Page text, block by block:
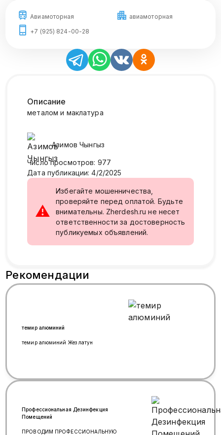
Авиамоторная
авиамоторная
+7 (925) 824-00-28
Описание
металом и маклатура
Азимов Чынгыз
Число просмотров: 977
Дата публикации: 4/2/2025
⚠
Избегайте мошенничества,
проверяйте перед оплатой. Будьте
внимательны. Zherdesh.ru не несет
ответственности за достоверность
публикуемых объявлений.
Рекомендации
темир алюминий
темир алюминий Жез латун
Профессиональная Дезинфекция
Помещений
ПРОВОДИМ ПРОФЕССИОНАЛЬНУЮ